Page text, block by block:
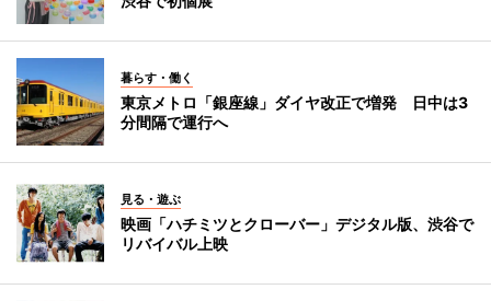
暮らす・働く
東京メトロ「銀座線」ダイヤ改正で増発 日中は3
分間隔で運行へ
見る・遊ぶ
映画「ハチミツとクローバー」デジタル版、渋谷で
リバイバル上映